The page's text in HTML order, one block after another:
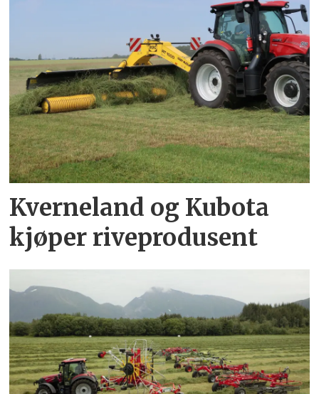
Kverneland og Kubota
kjøper riveprodusent